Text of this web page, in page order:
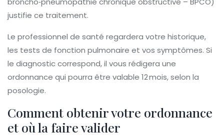
justifie ce traitement.
Le professionnel de santé regardera votre historique,
les tests de fonction pulmonaire et vos symptômes. Si
le diagnostic correspond, il vous rédigera une
ordonnance qui pourra être valable 12 mois, selon la
posologie.
Comment obtenir votre ordonnance
et où la faire valider